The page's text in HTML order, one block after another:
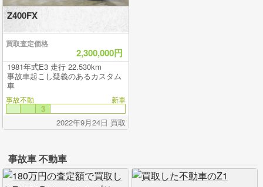
Z400FX
買取査定価格
2,300,000円
1981年式E3 走行 22.530km
事故車起こし疑義のあるカスタム
車
事故不動 新車
3
2022年9月24日 買取
事故車 不動車